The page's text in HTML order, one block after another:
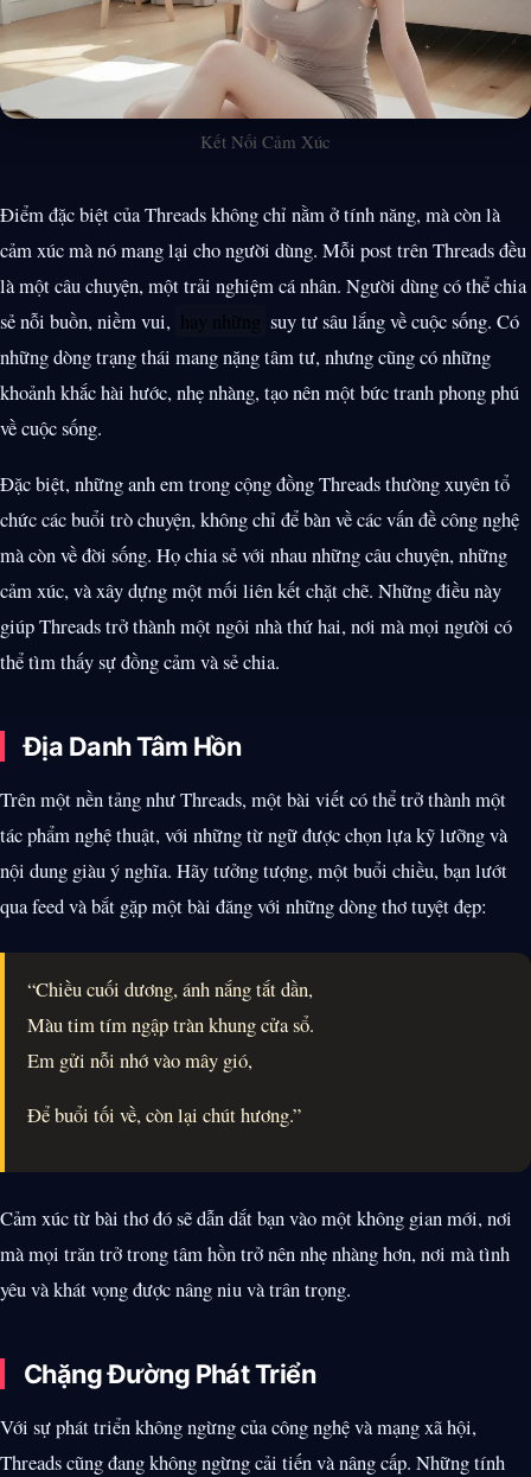
Kết Nối Cảm Xúc
Điểm đặc biệt của Threads không chỉ nằm ở tính năng, mà còn là
cảm xúc mà nó mang lại cho người dùng. Mỗi post trên Threads đều
là một câu chuyện, một trải nghiệm cá nhân. Người dùng có thể chia
sẻ nỗi buồn, niềm vui, hay những suy tư sâu lắng về cuộc sống. Có
những dòng trạng thái mang nặng tâm tư, nhưng cũng có những
khoảnh khắc hài hước, nhẹ nhàng, tạo nên một bức tranh phong phú
về cuộc sống.
Đặc biệt, những anh em trong cộng đồng Threads thường xuyên tổ
chức các buổi trò chuyện, không chỉ để bàn về các vấn đề công nghệ
mà còn về đời sống. Họ chia sẻ với nhau những câu chuyện, những
cảm xúc, và xây dựng một mối liên kết chặt chẽ. Những điều này
giúp Threads trở thành một ngôi nhà thứ hai, nơi mà mọi người có
thể tìm thấy sự đồng cảm và sẻ chia.
Địa Danh Tâm Hồn
Trên một nền tảng như Threads, một bài viết có thể trở thành một
tác phẩm nghệ thuật, với những từ ngữ được chọn lựa kỹ lưỡng và
nội dung giàu ý nghĩa. Hãy tưởng tượng, một buổi chiều, bạn lướt
qua feed và bắt gặp một bài đăng với những dòng thơ tuyệt đẹp:
“Chiều cuối dương, ánh nắng tắt dần,
Màu tim tím ngập tràn khung cửa sổ.
Em gửi nỗi nhớ vào mây gió,
Để buổi tối về, còn lại chút hương.”
Cảm xúc từ bài thơ đó sẽ dẫn dắt bạn vào một không gian mới, nơi
mà mọi trăn trở trong tâm hồn trở nên nhẹ nhàng hơn, nơi mà tình
yêu và khát vọng được nâng niu và trân trọng.
Chặng Đường Phát Triển
Với sự phát triển không ngừng của công nghệ và mạng xã hội,
Threads cũng đang không ngừng cải tiến và nâng cấp. Những tính